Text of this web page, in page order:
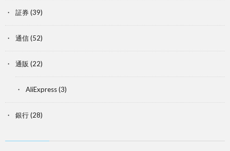
証券(39)
通信(52)
通販 (22)
AliExpress(3)
銀行(28)